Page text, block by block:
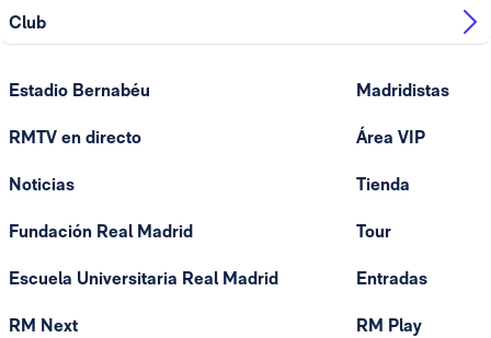
Club
Estadio Bernabéu
RMTV en directo
Noticias
Fundación Real Madrid
Escuela Universitaria Real Madrid
RM Next
Madridistas
Área VIP
Tienda
Tour
Entradas
RM Play